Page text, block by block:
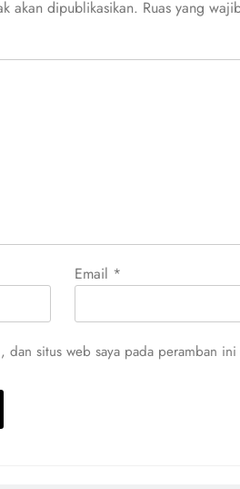
akan dipublikasikan. Ruas yang
Email *
dan situs web saya pada peramban